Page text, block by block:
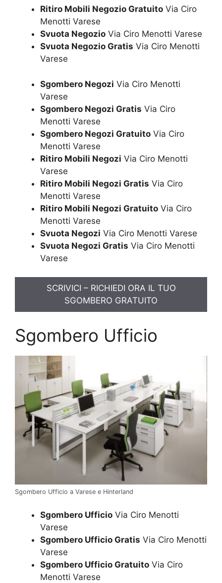
Ritiro Mobili Negozio Gratuito Via Ciro
Menotti Varese
Svuota Negozio Via Ciro Menotti Varese
Svuota Negozio Gratis Via Ciro Menotti
Varese
Sgombero Negozi Via Ciro Menotti
Varese
Sgombero Negozi Gratis Via Ciro
Menotti Varese
Sgombero Negozi Gratuito Via Ciro
Menotti Varese
Ritiro Mobili Negozi Via Ciro Menotti
Varese
Ritiro Mobili Negozi Gratis Via Ciro
Menotti Varese
Ritiro Mobili Negozi Gratuito Via Ciro
Menotti Varese
Svuota Negozi Via Ciro Menotti Varese
Svuota Negozi Gratis Via Ciro Menotti
Varese
SCRIVICI – RICHIEDI ORA IL TUO
SGOMBERO GRATUITO
Sgombero Ufficio
Sgombero Ufficio a Varese e Hinterland
Sgombero Ufficio Via Ciro Menotti
Varese
Sgombero Ufficio Gratis Via Ciro Menotti
Varese
Sgombero Ufficio Gratuito Via Ciro
Menotti Varese